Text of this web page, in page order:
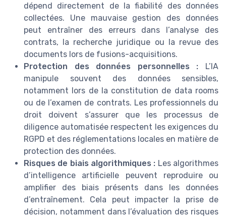
dépend directement de la fiabilité des données
collectées. Une mauvaise gestion des données
peut entraîner des erreurs dans l’analyse des
contrats, la recherche juridique ou la revue des
documents lors de fusions-acquisitions.
Protection des données personnelles : L’IA
manipule souvent des données sensibles,
notamment lors de la constitution de data rooms
ou de l’examen de contrats. Les professionnels du
droit doivent s’assurer que les processus de
diligence automatisée respectent les exigences du
RGPD et des réglementations locales en matière de
protection des données.
Risques de biais algorithmiques : Les algorithmes
d’intelligence artificielle peuvent reproduire ou
amplifier des biais présents dans les données
d’entraînement. Cela peut impacter la prise de
décision, notamment dans l’évaluation des risques